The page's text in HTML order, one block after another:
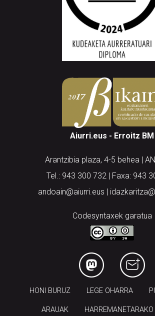
Aiurri.eus - Erroitz BM
Arantzibia plaza, 4-5 behea |
Tel.: 943 300 732 | Faxa: 943
andoain@aiurri.eus |
Codesyntaxek garatua
HONI BURUZ LEGE OHARRA
ARAUAK HARREMANETARAKO